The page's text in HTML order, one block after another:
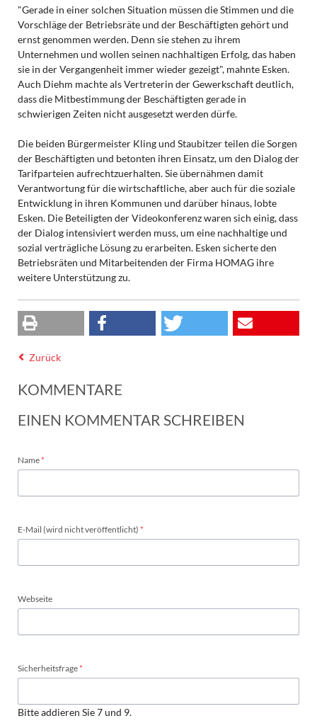
"Gerade in einer solchen Situation müssen die Stimmen und die
Vorschläge der Betriebsräte und der Beschäftigten gehört und
ernst genommen werden. Denn sie stehen zu ihrem
Unternehmen und wollen seinen nachhaltigen Erfolg, das haben
sie in der Vergangenheit immer wieder gezeigt", mahnte Esken.
Auch Diehm machte als Vertreterin der Gewerkschaft deutlich,
dass die Mitbestimmung der Beschäftigten gerade in
schwierigen Zeiten nicht ausgesetzt werden dürfe.
Die beiden Bürgermeister Kling und Staubitzer teilen die Sorgen
der Beschäftigten und betonten ihren Einsatz, um den Dialog der
Tarifparteien aufrechtzuerhalten. Sie übernähmen damit
Verantwortung für die wirtschaftliche, aber auch für die soziale
Entwicklung in ihren Kommunen und darüber hinaus, lobte
Esken. Die Beteiligten der Videokonferenz waren sich einig, dass
der Dialog intensiviert werden muss, um eine nachhaltige und
sozial verträgliche Lösung zu erarbeiten. Esken sicherte den
Betriebsräten und Mitarbeitenden der Firma HOMAG ihre
weitere Unterstützung zu.
Zurück
KOMMENTARE
EINEN KOMMENTAR SCHREIBEN
Pflichtfeld
Name*
Pflichtfeld
E-Mail (wird nicht veröffentlicht) *
Webseite
Pflichtfeld
Sicherheitsfrage*
Bitte addieren Sie 7 und 9.